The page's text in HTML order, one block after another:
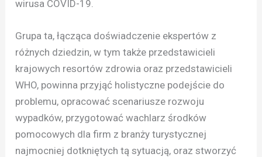
wirusa COVID-19.
Grupa ta, łącząca doświadczenie ekspertów z
różnych dziedzin, w tym także przedstawicieli
krajowych resortów zdrowia oraz przedstawicieli
WHO, powinna przyjąć holistyczne podejście do
problemu, opracować scenariusze rozwoju
wypadków, przygotować wachlarz środków
pomocowych dla firm z branży turystycznej
najmocniej dotkniętych tą sytuacją, oraz stworzyć